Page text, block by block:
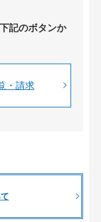
記のボタンか
・請求